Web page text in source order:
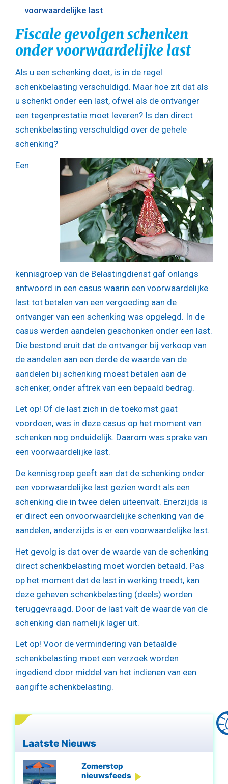
voorwaardelijke last
Fiscale gevolgen schenken
onder voorwaardelijke last
Als u een schenking doet, is in de regel
schenkbelasting verschuldigd. Maar hoe zit dat als
u schenkt onder een last, ofwel als de ontvanger
een tegenprestatie moet leveren? Is dan direct
schenkbelasting verschuldigd over de gehele
schenking?
Een
kennisgroep van de Belastingdienst gaf onlangs
antwoord in een casus waarin een voorwaardelijke
last tot betalen van een vergoeding aan de
ontvanger van een schenking was opgelegd. In de
casus werden aandelen geschonken onder een last.
Die bestond eruit dat de ontvanger bij verkoop van
de aandelen aan een derde de waarde van de
aandelen bij schenking moest betalen aan de
schenker, onder aftrek van een bepaald bedrag.
Let op! Of de last zich in de toekomst gaat
voordoen, was in deze casus op het moment van
schenken nog onduidelijk. Daarom was sprake van
een voorwaardelijke last.
De kennisgroep geeft aan dat de schenking onder
een voorwaardelijke last gezien wordt als een
schenking die in twee delen uiteenvalt. Enerzijds is
er direct een onvoorwaardelijke schenking van de
aandelen, anderzijds is er een voorwaardelijke last.
Het gevolg is dat over de waarde van de schenking
direct schenkbelasting moet worden betaald. Pas
op het moment dat de last in werking treedt, kan
deze geheven schenkbelasting (deels) worden
teruggevraagd. Door de last valt de waarde van de
schenking dan namelijk lager uit.
Let op! Voor de vermindering van betaalde
schenkbelasting moet een verzoek worden
ingediend door middel van het indienen van een
aangifte schenkbelasting.
Laatste Nieuws
Zomerstop
nieuwsfeeds